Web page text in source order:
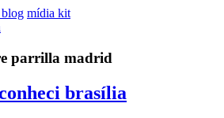
blog mídia kit
parrilla madrid
brasília